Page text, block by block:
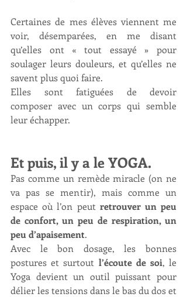
Certaines de mes élèves viennent me
voir, désemparées, en me disant
qu’elles ont « tout essayé » pour
soulager leurs douleurs, et qu’elles ne
savent plus quoi faire.
Elles sont fatiguées de devoir
composer avec un corps qui semble
leur échapper.
Et puis, il y a le YOGA.
Pas comme un remède miracle (on ne
va pas se mentir), mais comme un
espace où l’on peut retrouver un peu
de confort, un peu de respiration, un
peu d’apaisement.
Avec le bon dosage, les bonnes
postures et surtout l’écoute de soi, le
Yoga devient un outil puissant pour
délier les tensions dans le bas du dos et